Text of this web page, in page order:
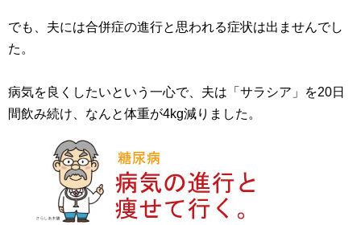
でも、夫には合併症の進行と思われる症状は出ませんでし
た。
病気を良くしたいという一心で、夫は「サラシア」を20日
間飲み続け、なんと体重が4kg減りました。